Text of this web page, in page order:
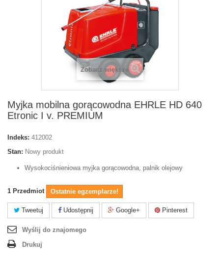
Zobacz większe
Myjka mobilna gorącowodna EHRLE HD 640
Etronic I v. PREMIUM
Indeks: 412002
Stan: Nowy produkt
Wysokociśnieniowa myjka gorącowodna, palnik olejowy
1 Przedmiot Ostatnie egzemplarze!
Tweetuj Udostępnij Google+ Pinterest
Wyślij do znajomego
Drukuj